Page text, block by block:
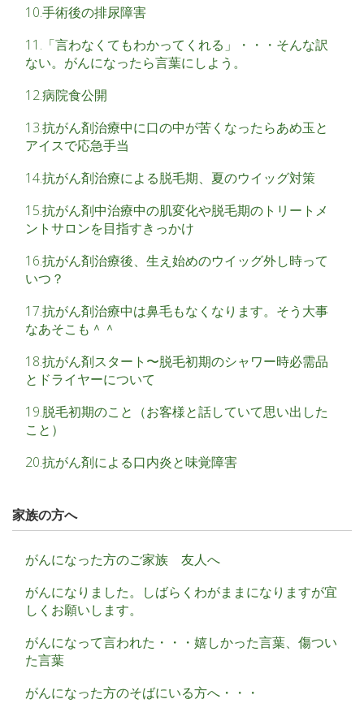
10.手術後の排尿障害
11.「言わなくてもわかってくれる」・・・そんな訳
ない。がんになったら言葉にしよう。
12.病院食公開
13.抗がん剤治療中に口の中が苦くなったらあめ玉と
アイスで応急手当
14.抗がん剤治療による脱毛期、夏のウイッグ対策
15.抗がん剤中治療中の肌変化や脱毛期のトリートメ
ントサロンを目指すきっかけ
16.抗がん剤治療後、生え始めのウイッグ外し時って
いつ？
17.抗がん剤治療中は鼻毛もなくなります。そう大事
なあそこも＾＾
18.抗がん剤スタート〜脱毛初期のシャワー時必需品
とドライヤーについて
19.脱毛初期のこと（お客様と話していて思い出した
こと）
20.抗がん剤による口内炎と味覚障害
家族の方へ
がんになった方のご家族 友人へ
がんになりました。しばらくわがままになりますが宜
しくお願いします。
がんになって言われた・・・嬉しかった言葉、傷つい
た言葉
がんになった方のそばにいる方へ・・・